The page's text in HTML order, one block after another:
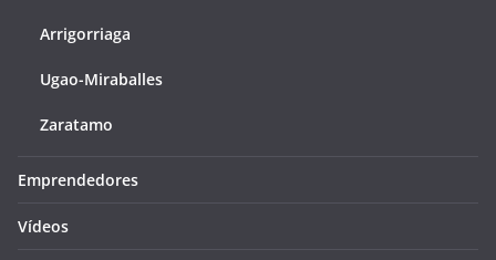
Arrigorriaga
Ugao-Miraballes
Zaratamo
Emprendedores
Vídeos